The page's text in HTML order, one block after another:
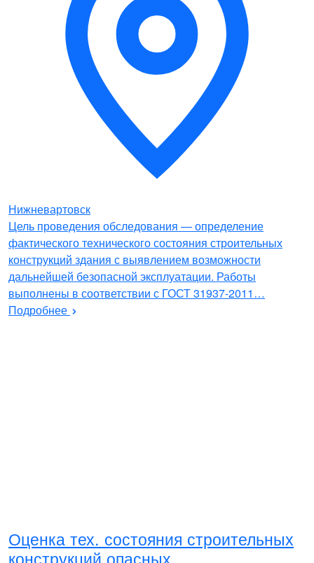
Нижневартовск
Цель проведения обследования — определение
фактического технического состояния строительных
конструкций здания с выявлением возможности
дальнейшей безопасной эксплуатации. Работы
выполнены в соответствии с ГОСТ 31937-2011…
Подробнее
Оценка тех. состояния строительных
конструкций опасных